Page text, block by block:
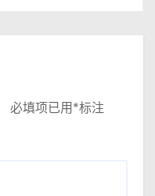
必填项已用*标注